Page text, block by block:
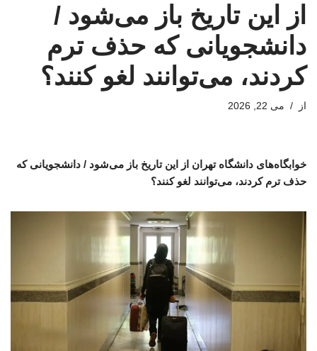
از این تاریخ باز می‌شود /
دانشجویانی که حذف ترم
کردند، می‌توانند لغو کنند؟
از می 22, 2026
خوابگاه‌های دانشگاه تهران از این تاریخ باز می‌شود / دانشجویانی که
حذف ترم کردند، می‌توانند لغو کنند؟